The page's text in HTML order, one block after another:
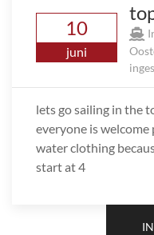
10
juni
lets go sailing in the
everyone is
water clothing
start at 4